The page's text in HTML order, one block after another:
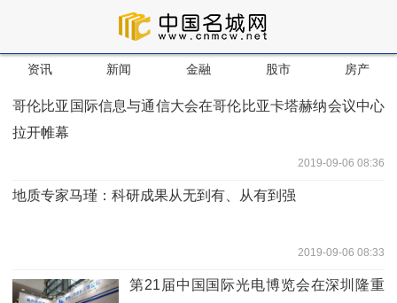
资讯 新闻 金融 股市 房产
哥伦比亚国际信息与通信大会在哥伦比亚卡塔赫纳会议中心
拉开帷幕
2019-09-06 08:36
地质专家马瑾：科研成果从无到有、从有到强
2019-09-06 08:33
第21届中国国际光电博览会在深圳隆重